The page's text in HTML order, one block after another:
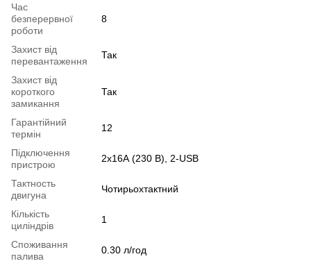
Час
безперервної
роботи
8
Захист від
перевантаження
Так
Захист від
короткого
замикання
Так
Гарантійний
термін
12
Підключення
пристрою
2x16А (230 В), 2-USB
Тактность
двигуна
Чотирьохтактний
Кількість
циліндрів
1
Споживання
палива
0.30 л/год